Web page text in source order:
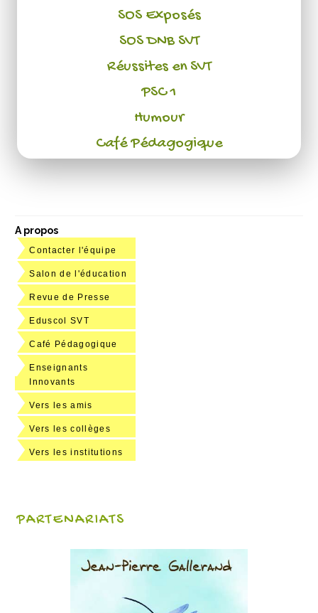
SOS Exposés
SOS DNB SVT
Réussites en SVT
PSC 1
Humour
Café Pédagogique
A propos
Contacter l'équipe
Salon de l'éducation
Revue de Presse
Eduscol SVT
Café Pédagogique
Enseignants
Innovants
Vers les amis
Vers les collèges
Vers les institutions
PARTENARIATS